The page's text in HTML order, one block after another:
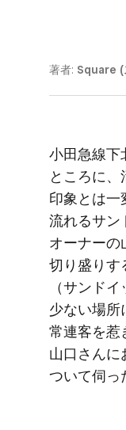
著者: Square (
小田急線下
ところに、​
印象とは​一
流れる​サン
オーナーの​
切り盛りす
（サンド
少ない​場所
常連客を​惹
山口さんに​
ついて​伺っ